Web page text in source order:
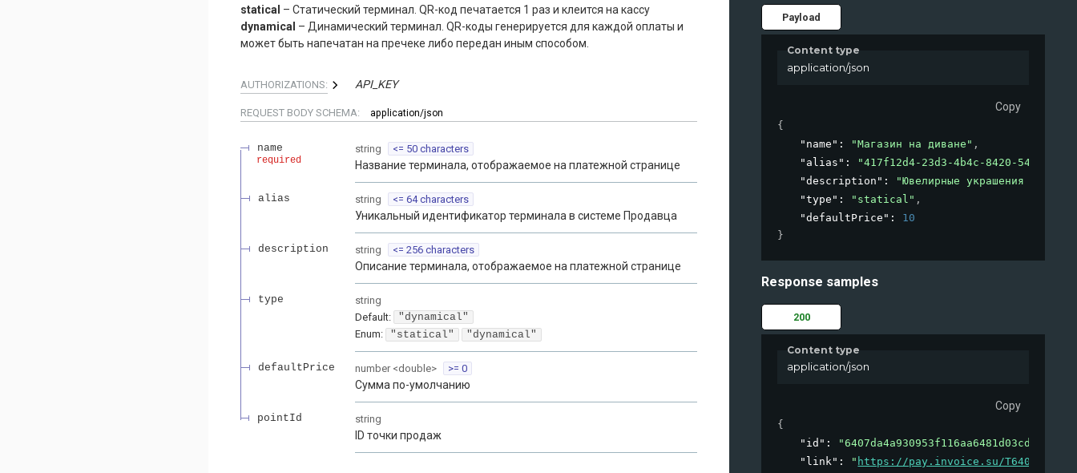
statical – Статический терминал. QR-код печатается 1 раз и клеится на кассу
dynamical – Динамический терминал. QR-коды генерируется для каждой оплаты и
может быть напечатан на пречеке либо передан иным способом.
AUTHORIZATIONS: API_KEY
REQUEST BODY SCHEMA: application/json
name
required
string <= 50 characters
Название терминала, отображаемое на платежной странице
alias string <= 64 characters
Уникальный идентификатор терминала в системе Продавца
description string <= 256 characters
Описание терминала, отображаемое на платежной странице
type
string
Default:
"dynamical"
Enum: "statical" "dynamical"
defaultPrice number <double> >= 0
Сумма по-умолчанию
pointId string
ID точки продаж
Payload
Content type
application/json
Copy
{
"name" : "Магазин на диване" ,
"alias" :
"417f12d4-23d3-4b4c-8420-
"description" :
"Ювелирные украшения и
"type" : "statical" ,
"defaultPrice" : 10
}
Response samples
200
Content type
application/json
Copy
{
"id" : "6407da4a930953f116aa6481d03cd25b"
"link" : " https://pay.invoice.su/